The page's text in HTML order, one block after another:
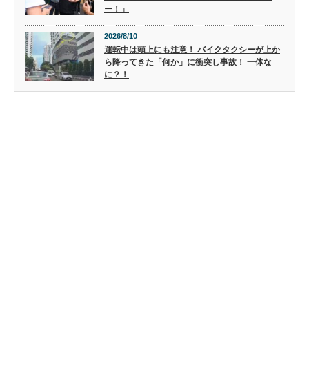
ー！」
2026/8/10
運転中は頭上にも注意！ バイクタクシーが上か
ら降ってきた「何か」に衝突し事故！ 一体な
に？！